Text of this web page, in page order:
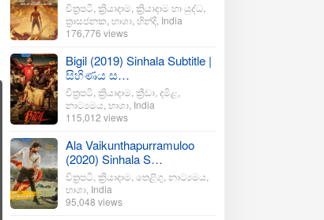
චිත්‍රපටි ක්‍රියාදාම ක්‍රියාදාම හා යුද්ධ
ත්‍රාසජනක භාශා හින්දි India
176,776 views
Bigil (2019) Sinhala Subtitle |
සිහිණය ස…
චිත්‍රපටි ක්‍රියාදාම ක්‍රීඩා දමිළ
නාට්‍යමය භාශා India
115,012 views
Ala Vaikunthapurramuloo
(2020) Sinhala S…
චිත්‍රපටි ක්‍රියාදාම තෙළිගු නාට්‍යමය
භාශා India
95,048 views